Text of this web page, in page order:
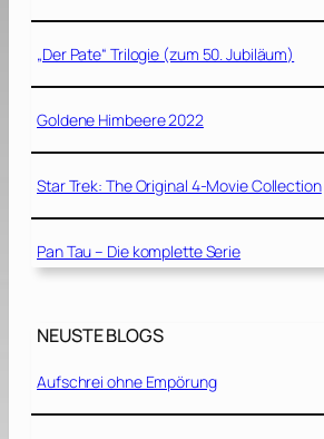
„Der Pate“ Trilogie (zum 50. Jubiläum)
Goldene Himbeere 2022
Star Trek: The Original 4-Movie Collection
Pan Tau – Die komplette Serie
NEUSTE BLOGS
Aufschrei ohne Empörung